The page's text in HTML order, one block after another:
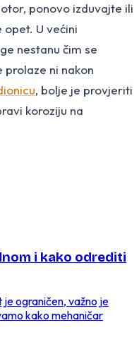
ponovo izduvajte ili
opet. U većini
nestanu čim se
prolaze ni nakon
, bolje je provjeriti
koroziju na
i kako odrediti
ograničen, važno je
kako mehaničar